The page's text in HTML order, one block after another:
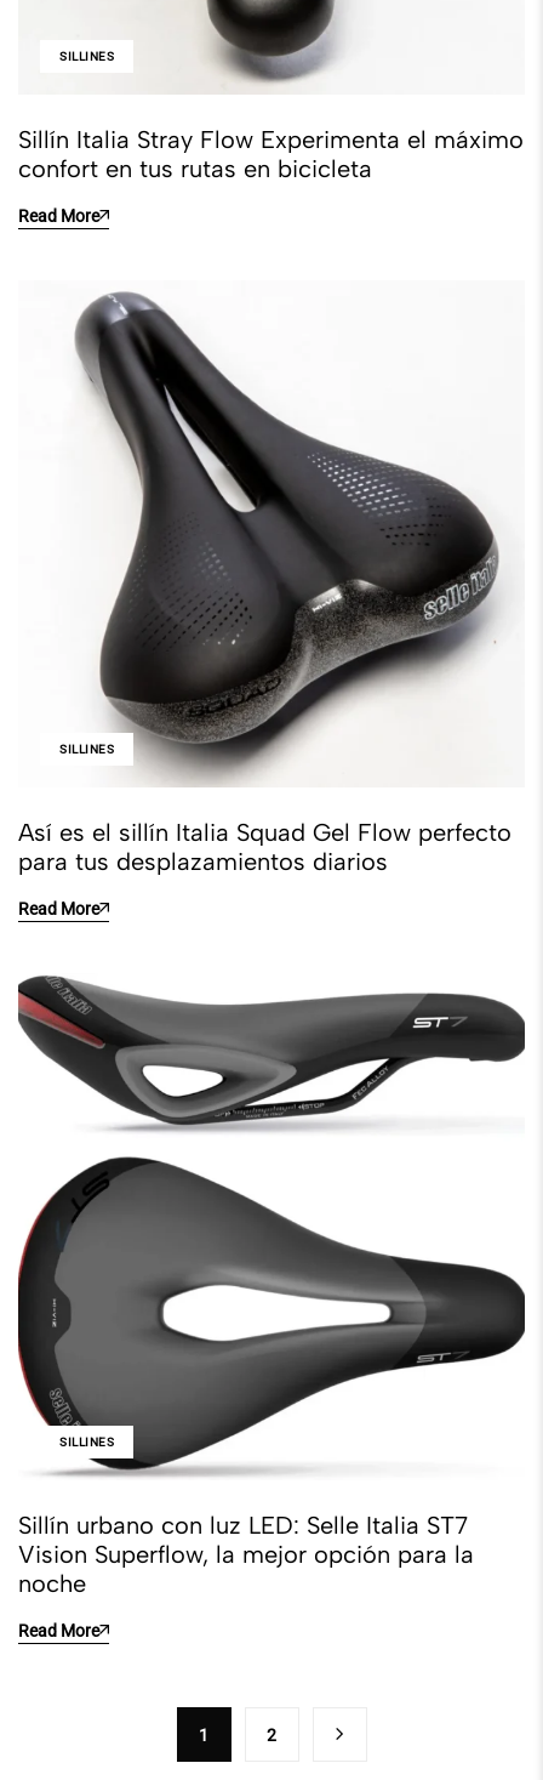
SILLINES
Sillín Italia Stray Flow Experimenta el máximo
confort en tus rutas en bicicleta
Read More
SILLINES
Así es el sillín Italia Squad Gel Flow perfecto
para tus desplazamientos diarios
Read More
SILLINES
Sillín urbano con luz LED: Selle Italia ST7
Vision Superflow, la mejor opción para la
noche
Read More
1 2